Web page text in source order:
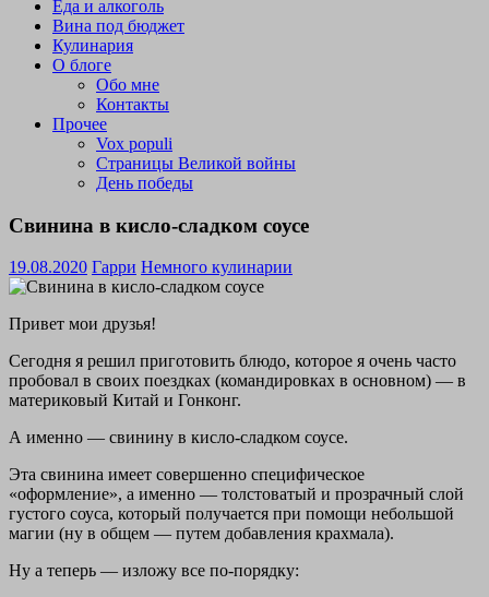
Еда и алкоголь
Вина под бюджет
Кулинария
О блоге
Обо мне
Контакты
Прочее
Vox populi
Страницы Великой войны
День победы
Свинина в кисло-сладком соусе
19.08.2020 Гарри Немного кулинарии
Привет мои друзья!
Сегодня я решил приготовить блюдо, которое я очень часто
пробовал в своих поездках (командировках в основном) — в
материковый Китай и Гонконг.
А именно — свинину в кисло-сладком соусе.
Эта свинина имеет совершенно специфическое
«оформление», а именно — толстоватый и прозрачный слой
густого соуса, который получается при помощи небольшой
магии (ну в общем — путем добавления крахмала).
Ну а теперь — изложу все по-порядку: